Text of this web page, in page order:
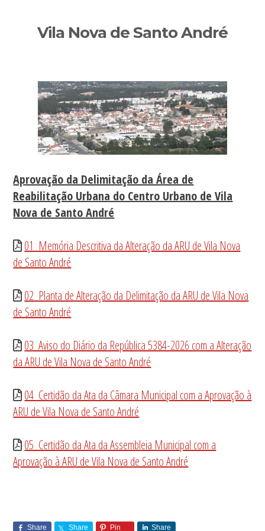
Vila Nova de Santo André
Aprovação da Delimitação da Área de
Reabilitação Urbana do Centro Urbano de Vila
Nova de Santo André
01_Memória Descritiva da Alteração da ARU de Vila Nova
de Santo André
02_Planta de Alteração da Delimitação da ARU de Vila Nova
de Santo André
03_Aviso do Diário da República 5384-2026 com a Alteração
da ARU de Vila Nova de Santo André
04_Certidão da Ata da Câmara Municipal com a Aprovação à
ARU de Vila Nova de Santo André
05_Certidão da Ata da Assembleia Municipal com a
Aprovação à ARU de Vila Nova de Santo André
Share Share Pin Share
Sidebar